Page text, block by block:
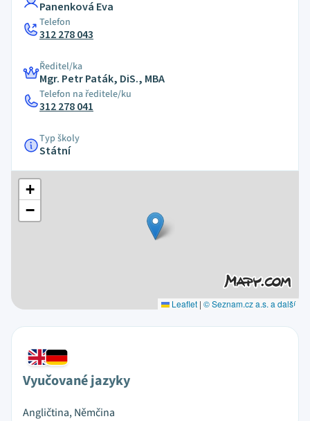
Panenková Eva
Telefon
312 278 043
Ředitel/ka
Mgr. Petr Paták, DiS., MBA
Telefon na ředitele/ku
312 278 041
Typ školy
Státní
+
−
Leaflet | © Seznam.cz a.s. a další
Vyučované jazyky
Angličtina, Němčina